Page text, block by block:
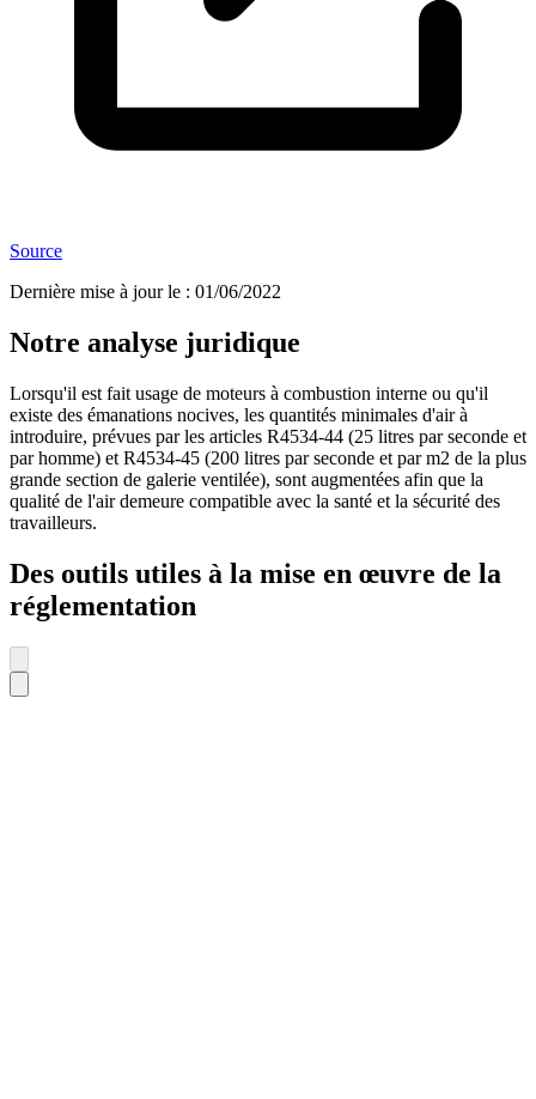
Source
Dernière mise à jour le : 01/06/2022
Notre analyse juridique
Lorsqu'il est fait usage de moteurs à combustion interne ou qu'il
existe des émanations nocives, les quantités minimales d'air à
introduire, prévues par les articles R4534-44 (25 litres par seconde et
par homme) et R4534-45 (200 litres par seconde et par m2 de la plus
grande section de galerie ventilée), sont augmentées afin que la
qualité de l'air demeure compatible avec la santé et la sécurité des
travailleurs.
Des outils utiles à la mise en œuvre de la
réglementation